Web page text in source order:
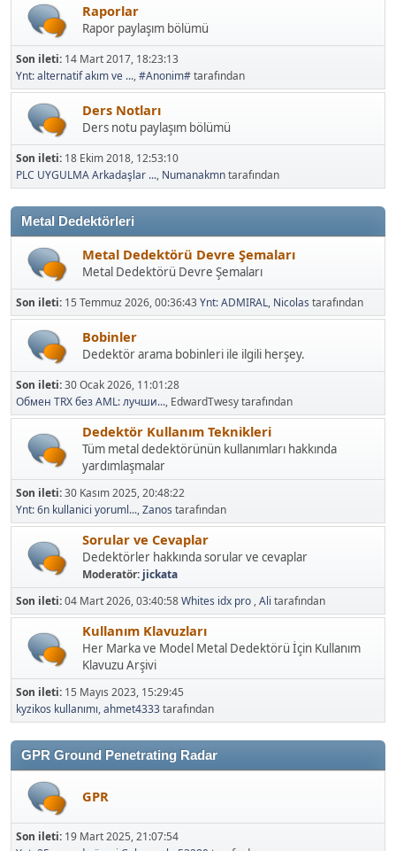
Raporlar
Rapor paylaşım bölümü
Son ileti: 14 Mart 2017, 18:23:13
Ynt: alternatif akım ve ...,#Anonim#tarafından
Ders Notları
Ders notu paylaşım bölümü
Son ileti: 18 Ekim 2018, 12:53:10
PLC UYGULMA Arkadaşlar ..., Numanakmntarafından
Metal Dedektörleri
Metal Dedektörü Devre Şemaları
Metal Dedektörü Devre Şemaları
Son ileti: 15 Temmuz 2026, 00:36:43Ynt: ADMIRAL, Nicolas tarafından
Bobinler
Dedektör arama bobinleri ile ilgili herşey.
Son ileti:30 Ocak 2026, 11:01:28
Обмен TRX без AML: лучши..., EdwardTwesy tarafından
Dedektör Kullanım Teknikleri
Tüm metal dedektörünün kullanımları hakkında
yardımlaşmalar
Son ileti:30 Kasım 2025, 20:48:22
Ynt: 6n kullanici yoruml...,Zanos tarafından
Sorular ve Cevaplar
Dedektörler hakkında sorular ve cevaplar
Moderatör: jickata
Son ileti:04 Mart 2026, 03:40:58Whites idx pro ,Ali tarafından
Kullanım Klavuzları
Her Marka ve Model Metal Dedektörü İçin Kullanım
Klavuzu Arşivi
Son ileti: 15 Mayıs 2023, 15:29:45
kyzikos kullanımı,ahmet4333tarafından
GPR Ground Penetrating Radar
GPR
Son ileti: 19 Mart 2025, 21:07:54